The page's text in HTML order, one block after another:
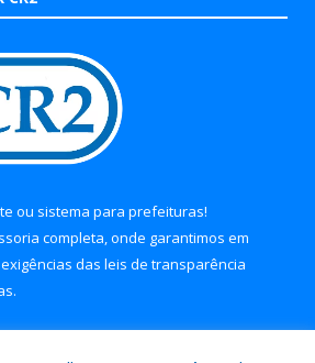
ou sistema para prefeituras!
completa, onde garantimos em
das leis de transparência